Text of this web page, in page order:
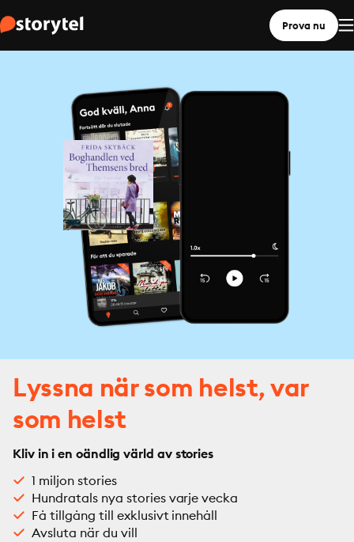
Prova nu
Lyssna när som helst, var
som helst
Kliv in i en oändlig värld av stories
1 miljon stories
Hundratals nya stories varje vecka
Få tillgång till exklusivt innehåll
Avsluta när du vill